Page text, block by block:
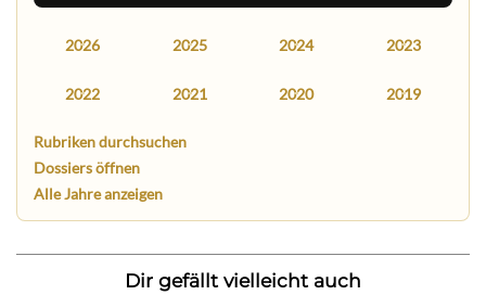
2026 2025 2024 2023
2022 2021 2020 2019
Rubriken durchsuchen
Dossiers öffnen
Alle Jahre anzeigen
Dir gefällt vielleicht auch